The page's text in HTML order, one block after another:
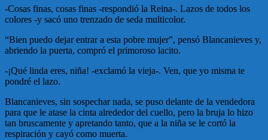
-Cosas finas, cosas finas -respondió la Reina-. Lazos de todos los
colores -y sacó uno trenzado de seda multicolor.
“Bien puedo dejar entrar a esta pobre mujer”, pensó Blancanieves y,
abriendo la puerta, compró el primoroso lacito.
-¡Qué linda eres, niña! -exclamó la vieja-. Ven, que yo misma te
pondré el lazo.
Blancanieves, sin sospechar nada, se puso delante de la vendedora
para que le atase la cinta alrededor del cuello, pero la bruja lo hizo
tan bruscamente y apretando tanto, que a la niña se le cortó la
respiración y cayó como muerta.